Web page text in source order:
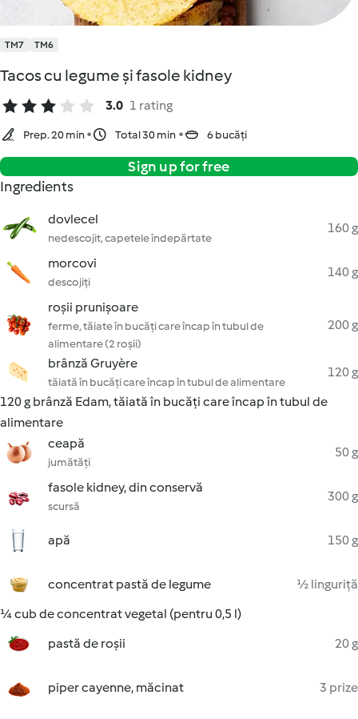
TM7 TM6
Tacos cu legume și fasole kidney
3.0 1 rating
Prep. 20 min Total 30 min 6 bucăți
Sign up for free
Ingredients
dovlecel
nedescojit, capetele îndepărtate
160 g
morcovi
descojiți
140 g
roșii prunișoare
ferme, tăiate în bucăți care încap în tubul de
alimentare (2 roșii)
200 g
brânză Gruyère
tăiată în bucăți care încap în tubul de alimentare
120 g
120 g brânză Edam, tăiată în bucăți care încap în tubul de
alimentare
ceapă
jumătăți
50 g
fasole kidney, din conservă
scursă
300 g
apă 150 g
concentrat pastă de legume
½ linguriță
¼ cub de concentrat vegetal (pentru 0,5 l)
pastă de roșii
20 g
piper cayenne, măcinat 3 prize